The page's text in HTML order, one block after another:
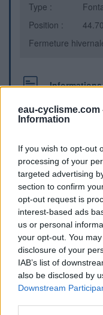
eau-cyclisme.com
Information
If you wish to opt-out
processing of your
targeted advertising
section to confirm
opt-out request is
interest-based ads
us or personal
your opt-out. You
disclosure of your
IAB’s list of
also be disclosed by
Downstream
Type :
Position :
Fermeture
Fontaine sur le côté
Repères
Afficher la